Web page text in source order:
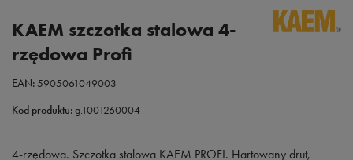
KAEM szczotka stalowa 4-
rzędowa Profi
EAN:5905061049003
Kod produktu:g.1001260004
4-rzędowa. Szczotka stalowa KAEM PROFI. Hartowany drut,